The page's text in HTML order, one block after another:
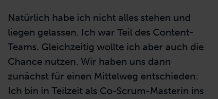
Natürlich habe ich nicht alles stehen und
liegen gelassen. Ich war Teil des Content-
Teams. Gleichzeitig wollte ich aber auch die
Chance nutzen. Wir haben uns dann
zunächst für einen Mittelweg entschieden:
Ich bin in Teilzeit als Co-Scrum-Masterin ins